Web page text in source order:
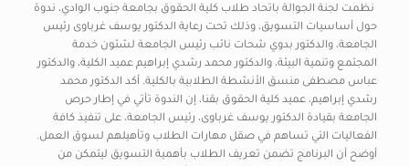
نظمت لجنة الجوالة باتحاد طلاب كلية الحقوق بجامعة جنوب الوادي، ندوة
حول أساسيات التسويق، وذلك تحت رعاية الدكتور يوسف غرباوى رئيس
الجامعة، والدكتور بدوي شحات نائب رئيس الجامعة لشئون خدمة
المجتمع وتنمية البيئة، والدكتور محمد رشدي إبراهيم عميد الكلية، والدكتور
عباس مصطفى منسق الأنشطة الطلابية بالكلية. أكد الدكتور محمد
رشدي إبراهيم، عميد كلية الحقوق بقنا، إن الندوة تأتي في إطار حرص
الجامعة بقيادة الدكتور يوسف غرباوى، رئيس الجامعة، على تنفيذ كافة
الفعاليات التي تساهم في صقل مهارات الطلاب وتأهيلهم لسوق العمل.
أوضح أن البرنامج تضمن تعريف الطلاب بأهمية التسويق ليتمكن من